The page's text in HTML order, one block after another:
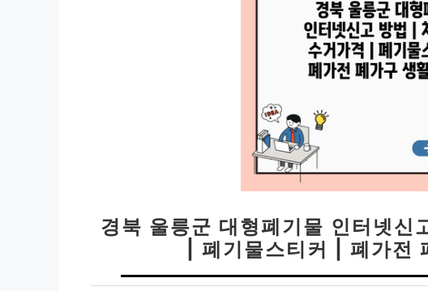
경북 울릉군 대형폐기물 인터넷신
| 폐기물스티커 | 폐가전